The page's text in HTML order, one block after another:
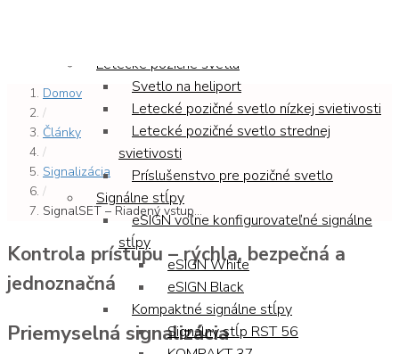
Letecké pozičné svetlá
Svetlo na heliport
Letecké pozičné svetlo nízkej svietivosti
Letecké pozičné svetlo strednej
svietivosti
Príslušenstvo pre pozičné svetlo
Signálne stĺpy
eSIGN voľne konfigurovateľné signálne
stĺpy
eSIGN White
eSIGN Black
Kompaktné signálne stĺpy
Signálny stĺp RST 56
Domov
/
Články
/
Signalizácia
/
SignalSET – Riadený vstup...
Kontrola prístupu – rýchla, bezpečná a
jednoznačná
Priemyselná signalizácia